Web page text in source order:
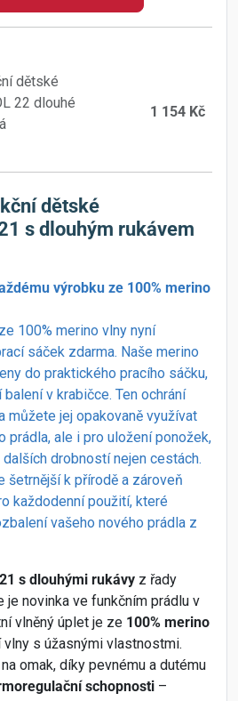
dětské
22 dlouhé
1 154 Kč
dětské
s dlouhým rukávem
výrobku ze 100% merino
100% merino vlny nyní
sáček zdarma. Naše merino
do praktického pracího sáčku,
v krabičce. Ten ochrání
můžete jej opakovaně využívat
prádla, ale i pro uložení ponožek,
drobností nejen cestách.
šetrnější k přírodě a zároveň
každodenní použití, které
vašeho nového prádla z
s dlouhými rukávy z řady
je novinka ve funkčním prádlu v
vlněný úplet je ze 100% merino
vlny s úžasnými vlastnostmi.
omak, díky pevnému a dutému
schopnosti –